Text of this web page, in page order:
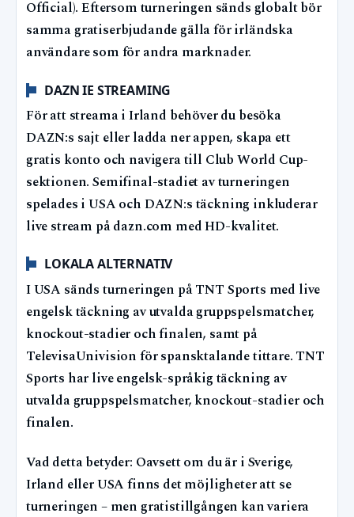
Official). Eftersom turneringen sänds globalt bör
samma gratiserbjudande gälla för irländska
användare som för andra marknader.
DAZN IE STREAMING
För att streama i Irland behöver du besöka
DAZN:s sajt eller ladda ner appen, skapa ett
gratis konto och navigera till Club World Cup-
sektionen. Semifinal-stadiet av turneringen
spelades i USA och DAZN:s täckning inkluderar
live stream på dazn.com med HD-kvalitet.
LOKALA ALTERNATIV
I USA sänds turneringen på TNT Sports med live
engelsk täckning av utvalda gruppspelsmatcher,
knockout-stadier och finalen, samt på
TelevisaUnivision för spansktalande tittare. TNT
Sports har live engelsk-språkig täckning av
utvalda gruppspelsmatcher, knockout-stadier och
finalen.
Vad detta betyder: Oavsett om du är i Sverige,
Irland eller USA finns det möjligheter att se
turneringen – men gratistillgången kan variera